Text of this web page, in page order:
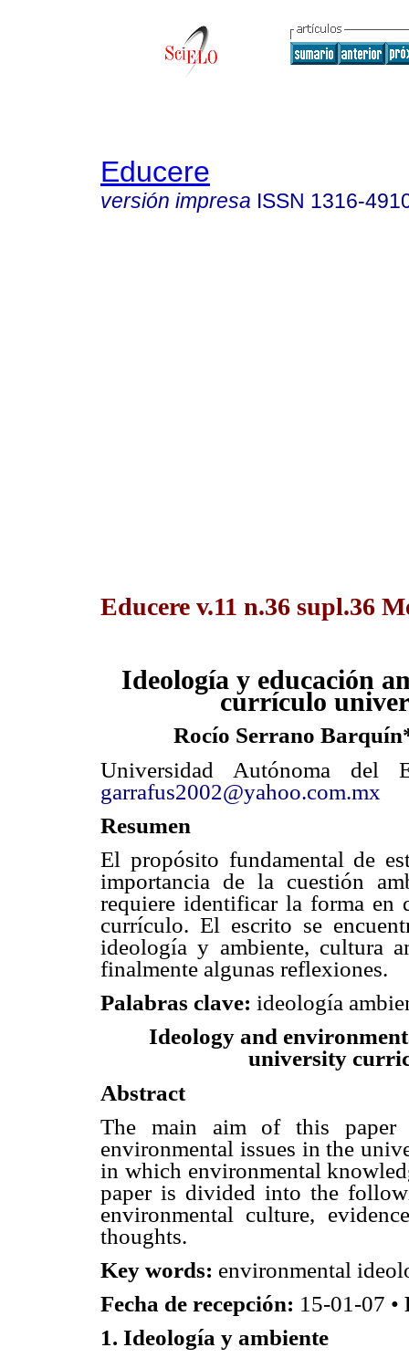
Educere
versión impresa ISSN 1316-
Educere v.11 n.36 supl.36
Ideología y educación
currículo
Rocío Serrano
Universidad Autónoma
garrafus2002@yahoo.com.mx
Resumen
El propósito fundamental de
importancia de la cuestión
requiere identificar la forma en
currículo. El escrito se
ideología y ambiente, cultura
finalmente algunas reflexiones.
Palabras clave: ideología
Ideology and
university
Abstract
The main aim of this paper
environmental issues in the
in which environmental
paper is divided into the
environmental culture,
thoughts.
Key words: environmental
Fecha de recepción: 15-01-07 •
1. Ideología y ambiente